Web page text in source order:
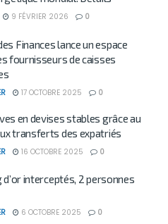
9 FÉVRIER 2026 0
Finances lance un espace
fournisseurs de caisses
17 OCTOBRE 2025 0
en devises stables grâce au
transferts des expatriés
16 OCTOBRE 2025 0
d’or interceptés, 2 personnes
6 OCTOBRE 2025 0